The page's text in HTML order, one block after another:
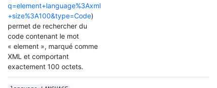
q=element+language%3Axml
+size%3A100&type=Code)
permet de rechercher du
code contenant le mot
« element », marqué comme
XML et comportant
exactement 100 octets.